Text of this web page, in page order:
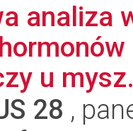
analiza
u
28 ,